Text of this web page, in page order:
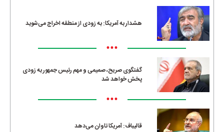
هشدار به آمریکا: به زودی از منطقه اخراج می‌شوید
•••
گفتگوی صریح، صمیمی و مهم رئیس جمهور به زودی
پخش خواهد شد
•••
قالیباف: آمریکا تاوان می‌دهد